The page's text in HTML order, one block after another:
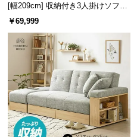
[幅209cm] 収納付き3人掛けソファ
傷に強いペット対応生地タイプ
￥69,999